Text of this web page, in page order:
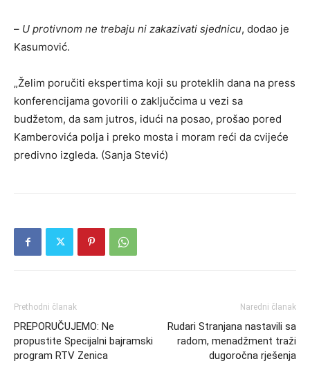
– U protivnom ne trebaju ni zakazivati sjednicu, dodao je
Kasumović.
„Želim poručiti ekspertima koji su proteklih dana na press
konferencijama govorili o zaključcima u vezi sa
budžetom, da sam jutros, idući na posao, prošao pored
Kamberovića polja i preko mosta i moram reći da cvijeće
predivno izgleda. (Sanja Stević)
Prethodni članak
PREPORUČUJEMO: Ne
propustite Specijalni bajramski
program RTV Zenica
Naredni članak
Rudari Stranjana nastavili sa
radom, menadžment traži
dugoročna rješenja